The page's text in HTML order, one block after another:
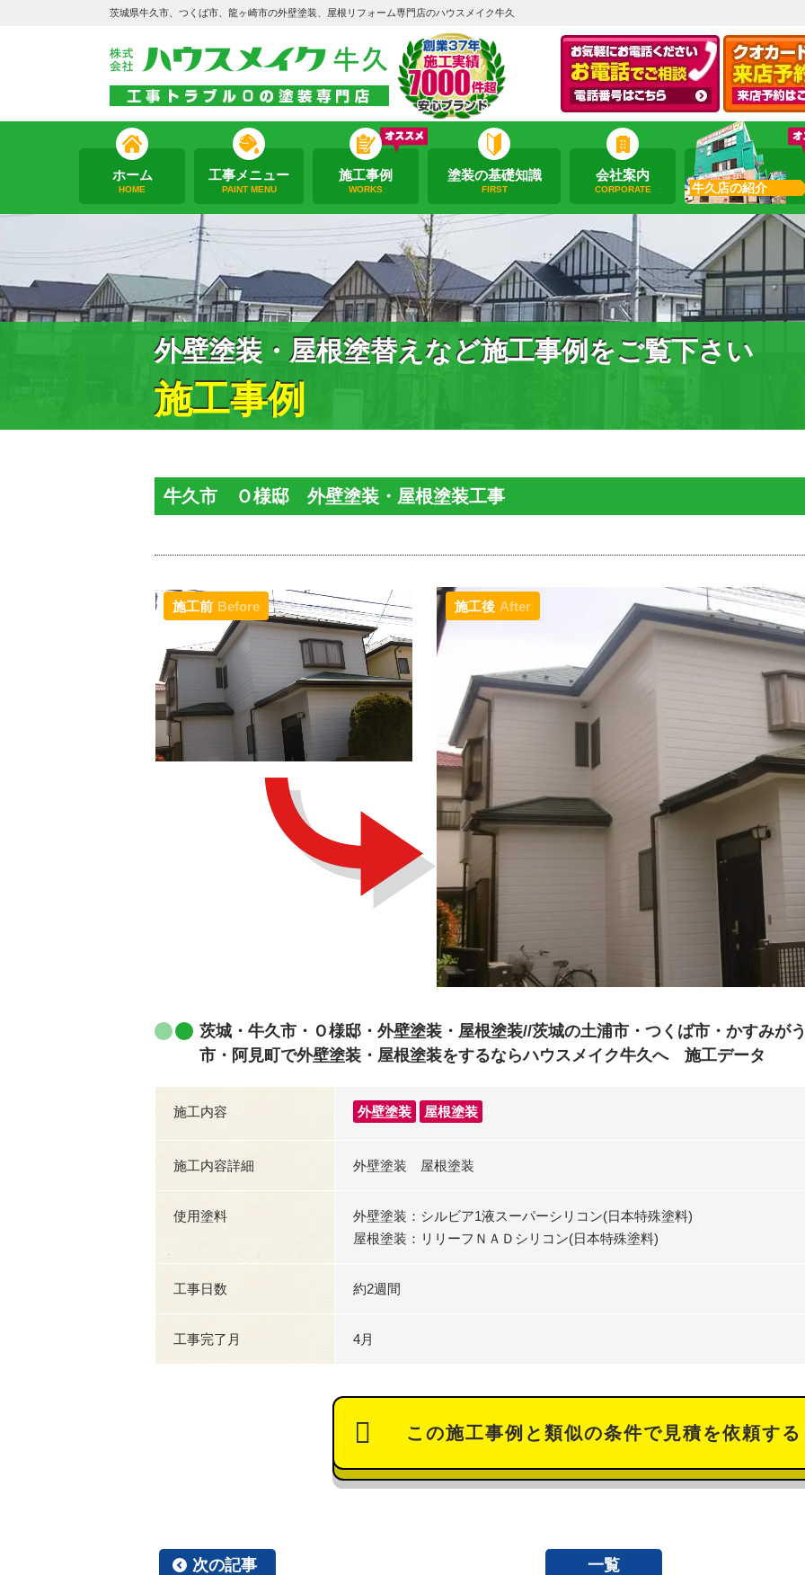
茨城県牛久市、つくば市、龍ヶ崎市の外壁塗装、屋根リフォーム専門店のハウスメイク牛久
ホーム
HOME
工事メニュー
PAINT MENU
施工事例
WORKS
塗装の基礎知識
FIRST
会社案内
CORPORATE 牛久店の紹介
外壁塗装・屋根塗替えなど施工事例をご覧下さい
施工事例
牛久市 Ｏ様邸 外壁塗装・屋根塗装工事
施工後 After
施工前 Before
茨城・牛久市・Ｏ様邸・外壁塗装・屋根塗装//茨城の土浦市・つくば市・かすみが
市・阿見町で外壁塗装・屋根塗装をするならハウスメイク牛久へ 施工データ
施工内容 外壁塗装 屋根塗装
施工内容詳細 外壁塗装 屋根塗装
使用塗料
外壁塗装：シルビア1液スーパーシリコン(日本特殊塗料)
屋根塗装：リリーフＮＡＤシリコン(日本特殊塗料)
工事日数 約2週間
工事完了月 4月
この施工事例と類似の条件で見積を依頼する
次の記事 一覧